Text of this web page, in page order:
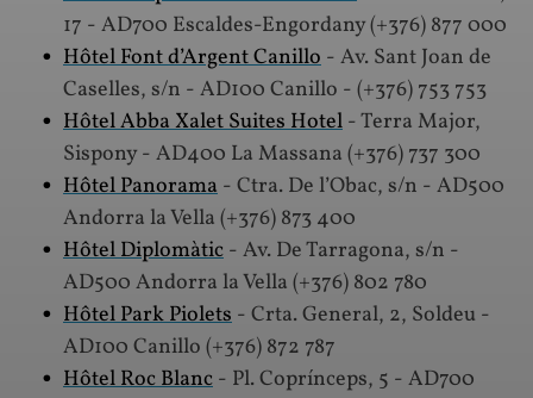
17 - AD700 Escaldes-Engordany (+376) 877 000
Hôtel Font d’Argent Canillo - Av. Sant Joan de
Caselles, s/n - AD100 Canillo - (+376) 753 753
Hôtel Abba Xalet Suites Hotel - Terra Major,
Sispony - AD400 La Massana (+376) 737 300
Hôtel Panorama - Ctra. De l’Obac, s/n - AD500
Andorra la Vella (+376) 873 400
Hôtel Diplomàtic - Av. De Tarragona, s/n -
AD500 Andorra la Vella (+376) 802 780
Hôtel Park Piolets - Crta. General, 2, Soldeu -
AD100 Canillo (+376) 872 787
Hôtel Roc Blanc - Pl. Coprínceps, 5 - AD700